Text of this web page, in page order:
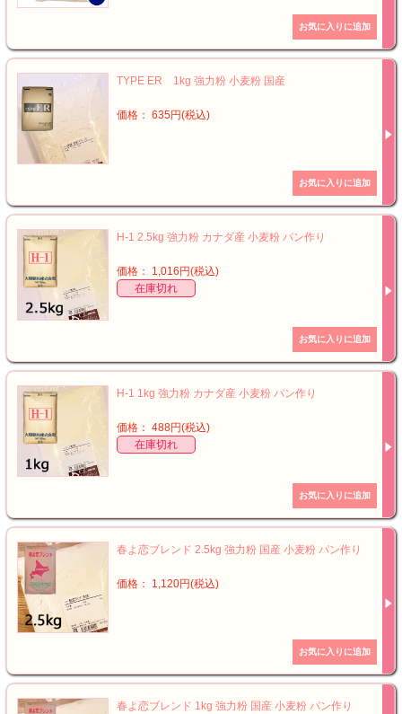
TYPE ER 1kg 強力粉 小麦粉 国産
価格： 635円(税込)
H-1 2.5kg 強力粉 カナダ産 小麦粉 パン作り
価格： 1,016円(税込)
在庫切れ
H-1 1kg 強力粉 カナダ産 小麦粉 パン作り
価格： 488円(税込)
在庫切れ
春よ恋ブレンド 2.5kg 強力粉 国産 小麦粉 パン作り
価格： 1,120円(税込)
春よ恋ブレンド 1kg 強力粉 国産 小麦粉 パン作り